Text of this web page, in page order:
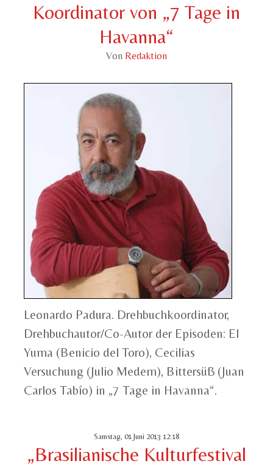
Koordinator von „7 Tage in
Havanna“
Von Redaktion
Leonardo Padura. Drehbuchkoordinator,
Drehbuchautor/Co-Autor der Episoden: El
Yuma (Benicio del Toro), Cecilias
Versuchung (Julio Medem), Bittersüß (Juan
Carlos Tabío) in „7 Tage in Havanna“.
Samstag, 01 Juni 2013 12:18
„Brasilianische Kulturfestival